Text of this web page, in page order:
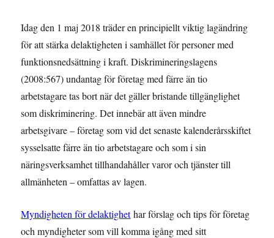
Idag den 1 maj 2018 träder en principiellt viktig lagändring
för att stärka delaktigheten i samhället för personer med
funktionsnedsättning i kraft. Diskrimineringslagens
(2008:567) undantag för företag med färre än tio
arbetstagare tas bort när det gäller bristande tillgänglighet
som diskriminering. Det innebär att även mindre
arbetsgivare – företag som vid det senaste kalenderårsskiftet
sysselsatte färre än tio arbetstagare och som i sin
näringsverksamhet tillhandahåller varor och tjänster till
allmänheten – omfattas av lagen.
Myndigheten för delaktighethar förslag och tips för företag
och myndigheter som vill komma igång med sitt